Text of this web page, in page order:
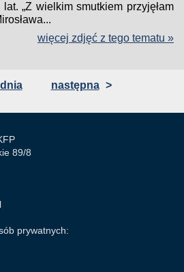
„Z wielkim smutkiem przyjęłam
więcej zdjęć z tego tematu »
następna >
89/8
prywatnych: